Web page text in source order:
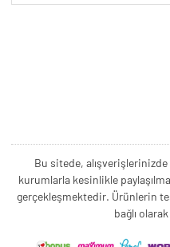
Bu sitede,
kurumlarla kesinlikle
gerçekleşmektedir. Ürünlerin
bağlı